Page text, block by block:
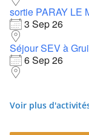
sortie PARAY LE
3 Sep 26
Séjour SEV à
6 Sep 26
Voir plus